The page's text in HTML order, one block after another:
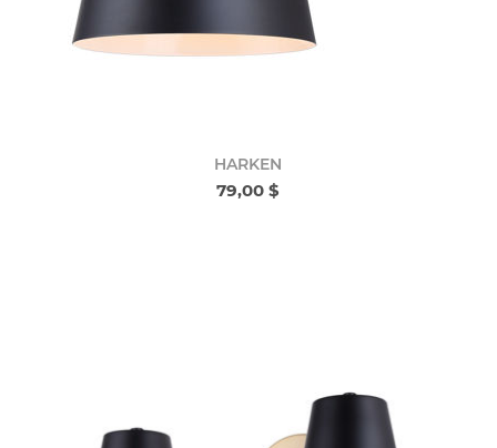
HARKEN
79,00 $